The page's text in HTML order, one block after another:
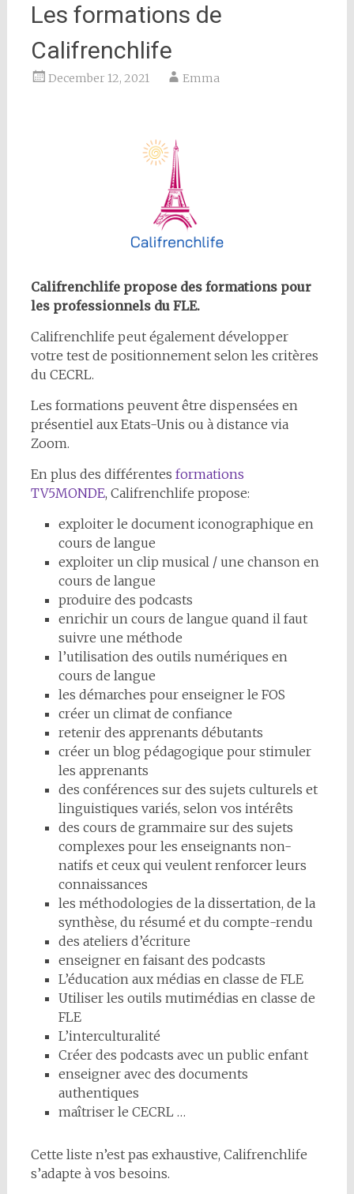
Les formations de
Califrenchlife
December 12, 2021 Emma
Califrenchlife propose des formations pour
les professionnels du FLE.
Califrenchlife peut également développer
votre test de positionnement selon les critères
du CECRL.
Les formations peuvent être dispensées en
présentiel aux Etats-Unis ou à distance via
Zoom.
En plus des différentes formations
TV5MONDE, Califrenchlife propose:
exploiter le document iconographique en
cours de langue
exploiter un clip musical / une chanson en
cours de langue
produire des podcasts
enrichir un cours de langue quand il faut
suivre une méthode
l’utilisation des outils numériques en
cours de langue
les démarches pour enseigner le FOS
créer un climat de confiance
retenir des apprenants débutants
créer un blog pédagogique pour stimuler
les apprenants
des conférences sur des sujets culturels et
linguistiques variés, selon vos intérêts
des cours de grammaire sur des sujets
complexes pour les enseignants non-
natifs et ceux qui veulent renforcer leurs
connaissances
les méthodologies de la dissertation, de la
synthèse, du résumé et du compte-rendu
des ateliers d’écriture
enseigner en faisant des podcasts
L’éducation aux médias en classe de FLE
Utiliser les outils mutimédias en classe de
FLE
L’interculturalité
Créer des podcasts avec un public enfant
enseigner avec des documents
authentiques
maîtriser le CECRL …
Cette liste n’est pas exhaustive, Califrenchlife
s’adapte à vos besoins.